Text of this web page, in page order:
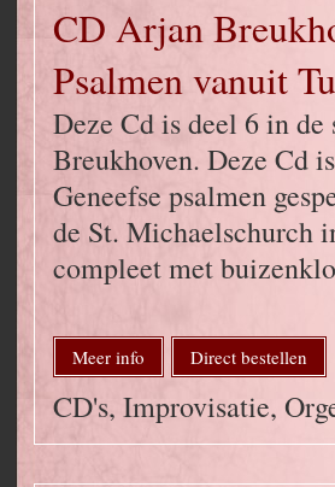
CD Arjan
Psalmen vanuit
Deze Cd is deel 6 in
Breukhoven. Deze Cd
Geneefse psalmen
de St. Michaelschurch
compleet met
Meer info Direct bestellen
CD's, Improvisatie,